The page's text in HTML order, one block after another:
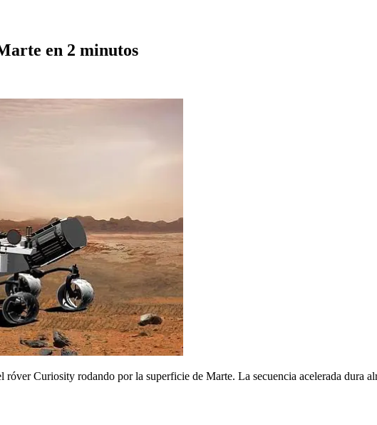
en 2 minutos
Curiosity rodando por la superficie de Marte. La secuencia acelerada dura